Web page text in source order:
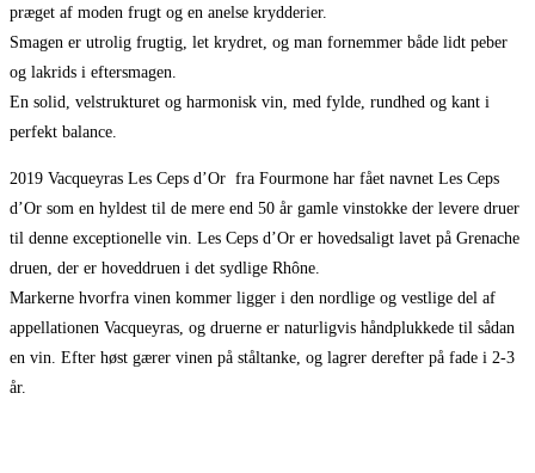
præget af moden frugt og en anelse krydderier.
Smagen er utrolig frugtig, let krydret, og man fornemmer både lidt peber
og lakrids i eftersmagen.
En solid, velstrukturet og harmonisk vin, med fylde, rundhed og kant i
perfekt balance.
2019 Vacqueyras Les Ceps d’Or fra Fourmone har fået navnet Les Ceps
d’Or som en hyldest til de mere end 50 år gamle vinstokke der levere druer
til denne exceptionelle vin. Les Ceps d’Or er hovedsaligt lavet på Grenache
druen, der er hoveddruen i det sydlige Rhône.
Markerne hvorfra vinen kommer ligger i den nordlige og vestlige del af
appellationen Vacqueyras, og druerne er naturligvis håndplukkede til sådan
en vin. Efter høst gærer vinen på ståltanke, og lagrer derefter på fade i 2-3
år.